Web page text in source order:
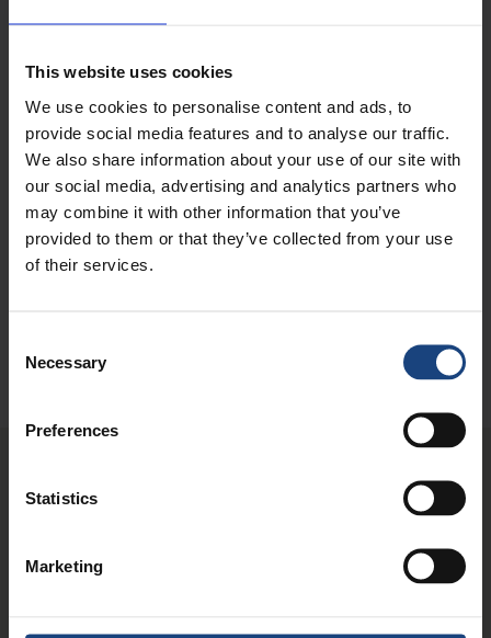
This website uses cookies
We use cookies to personalise content and ads, to
provide social media features and to analyse our traffic.
We also share information about your use of our site with
our social media, advertising and analytics partners who
may combine it with other information that you’ve
provided to them or that they’ve collected from your use
of their services.
Selection
Necessary
Preferences
Statistics
Marketing
Grupa Metalock Engineering jest uznaną firmą
mechanicznych, posiadającą udokumentowane
doświadczenie w zakresie napraw, konserwacji,
modyfikacji i modernizacji urządzeń na całym świecie.
Wybierz jedną z następujących lokalizacji
Szwecja Wielka Brytania
Niemcy
Zjednoczone